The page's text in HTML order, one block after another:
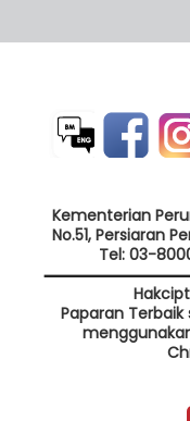
Kementerian
No.51, Persiaran
Tel: 03-
Paparan Terbaik